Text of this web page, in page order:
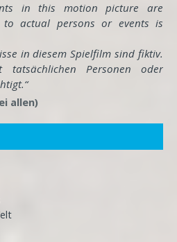
in this motion picture are
actual persons or events is
in diesem Spielfilm sind fiktiv.
tatsächlichen Personen oder
allen)